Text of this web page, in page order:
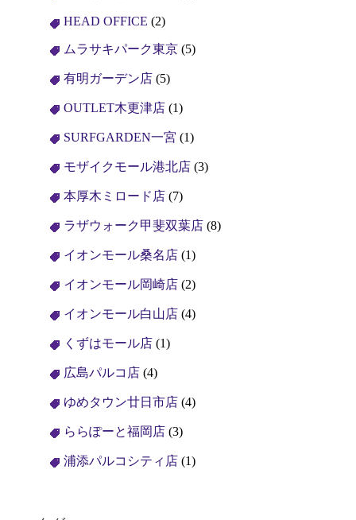
HEAD OFFICE (2)
ムラサキパーク東京 (5)
有明ガーデン店 (5)
OUTLET木更津店 (1)
SURFGARDEN一宮 (1)
モザイクモール港北店 (3)
本厚木ミロード店 (7)
ラザウォーク甲斐双葉店 (8)
イオンモール桑名店 (1)
イオンモール岡崎店 (2)
イオンモール白山店 (4)
くずはモール店 (1)
広島パルコ店 (4)
ゆめタウン廿日市店 (4)
ららぽーと福岡店 (3)
浦添パルコシティ店 (1)